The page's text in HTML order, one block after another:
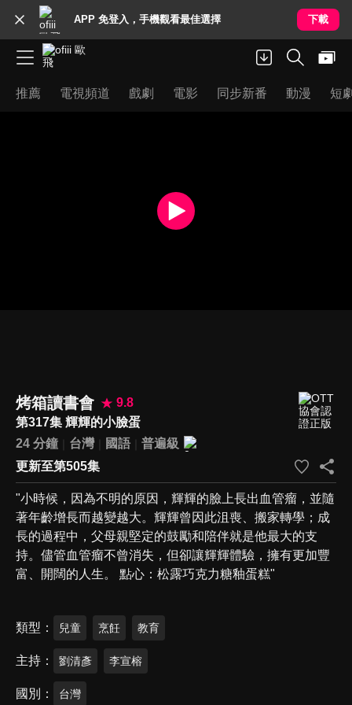
APP 免登入，手機觀看最佳選擇 下載
推薦 電視頻道 戲劇 電影 同步新番 動漫 短
烤箱讀書會
9.8
第317集 輝輝的小臉蛋
24 分鐘
台灣 國語
普遍級
更新至第505集
"小時候，因為不明的原因，輝輝的臉上長出血管瘤，並隨
著年齡增長而越變越大。輝輝曾因此沮喪、搬家轉學；成
長的過程中，父母親堅定的鼓勵和陪伴就是他最大的支
持。儘管血管瘤不曾消失，但卻讓輝輝體驗，擁有更加豐
富、開闊的人生。 點心：松露巧克力糖釉蛋糕"
類型 兒童 烹飪 教育
主持 劉清彥 李宣榕
國別 台灣